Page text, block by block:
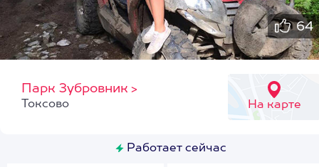
64
Парк Зубровник >
На карте
Токсово
Работает сейчас